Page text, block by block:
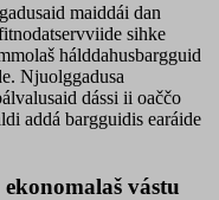
maiddái dan
sihke
hálddahusbargguid
Njuolggadusa
dássi ii oaččo
addá bargguidis earáide
vástu